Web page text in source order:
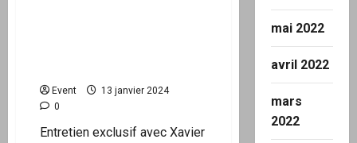
Event
13 janvier 2024
0
Entretien exclusif avec Xavier
mai 2022
avril 2022
mars
2022